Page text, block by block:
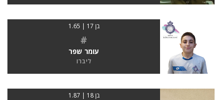
בן 17 | 1.65
#
עומר שפר
ליברו
בן 18 | 1.87